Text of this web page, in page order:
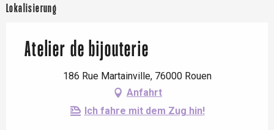
Lokalisierung
Atelier de bijouterie
186 Rue Martainville, 76000 Rouen
Anfahrt
Ich fahre mit dem Zug hin!